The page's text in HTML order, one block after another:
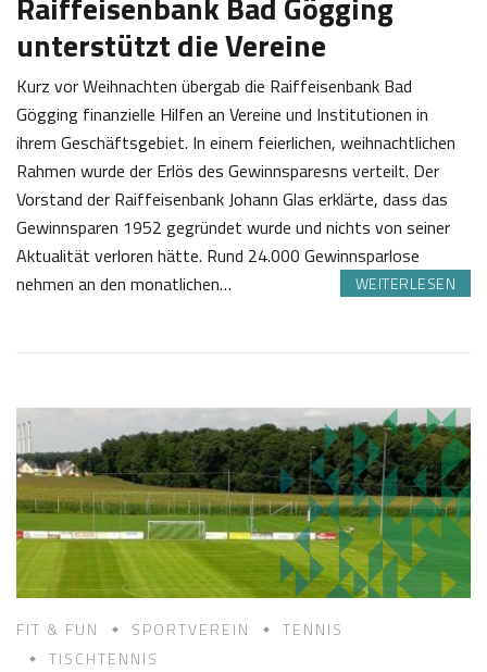
unterstützt die Vereine
Kurz vor Weihnachten übergab die Raiffeisenbank Bad
Gögging finanzielle Hilfen an Vereine und Institutionen in
ihrem Geschäftsgebiet. In einem feierlichen, weihnachtlichen
Rahmen wurde der Erlös des Gewinnsparesns verteilt. Der
Vorstand der Raiffeisenbank Johann Glas erklärte, dass das
Gewinnsparen 1952 gegründet wurde und nichts von seiner
Aktualität verloren hätte. Rund 24.000 Gewinnsparlose
nehmen an den monatlichen…
WEITERLESEN
2
1
2
2
0
1
7
o
e
f
K
a
s
t
FIT & FUN SPORTVEREIN
TENNIS
TISCHTENNIS